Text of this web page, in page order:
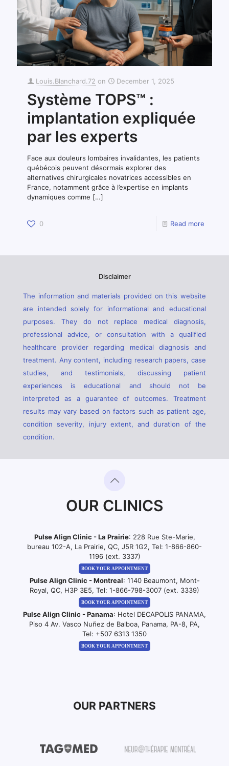
Louis.Blanchard.72 on December 1, 2025
Système TOPS™ :
implantation expliquée
par les experts
Face aux douleurs lombaires invalidantes, les patients
québécois peuvent désormais explorer des
alternatives chirurgicales novatrices accessibles en
France, notamment grâce à l’expertise en implants
dynamiques comme […]
0 Read more
Disclaimer
The information and materials provided on this website
are intended solely for informational and educational
purposes. They do not replace medical diagnosis,
professional advice, or consultation with a qualified
healthcare provider regarding medical diagnosis and
treatment. Any content, including research papers, case
studies, and testimonials, discussing patient
experiences is educational and should not be
interpreted as a guarantee of outcomes. Treatment
results may vary based on factors such as patient age,
condition severity, injury extent, and duration of the
condition.
OUR CLINICS
Pulse Align Clinic - La Prairie: 228 Rue Ste-Marie,
bureau 102-A, La Prairie, QC, J5R 1G2, Tel: 1-866-860-
1196 (ext. 3337)
BOOK YOUR APPOINTMENT
Pulse Align Clinic - Montreal: 1140 Beaumont, Mont-
Royal, QC, H3P 3E5, Tel: 1-866-798-3007 (ext. 3339)
BOOK YOUR APPOINTMENT
Pulse Align Clinic - Panama: Hotel DECAPOLIS PANAMA,
Piso 4 Av. Vasco Nuñez de Balboa, Panama, PA-8, PA,
Tel: +507 6313 1350
BOOK YOUR APPOINTMENT
OUR PARTNERS